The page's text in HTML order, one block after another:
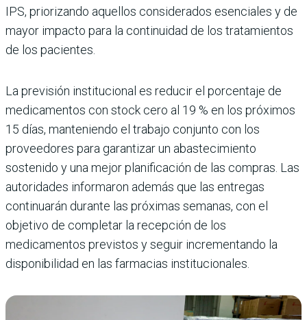
IPS, priorizando aquellos considerados esenciales y de
mayor impacto para la continuidad de los tratamientos
de los pacientes.
La previsión institucional es reducir el porcentaje de
medicamentos con stock cero al 19 % en los próximos
15 días, manteniendo el trabajo conjunto con los
proveedores para garantizar un abastecimiento
sostenido y una mejor planificación de las compras. Las
autoridades informaron además que las entregas
continuarán durante las próximas semanas, con el
objetivo de completar la recepción de los
medicamentos previstos y seguir incrementando la
disponibilidad en las farmacias institucionales.